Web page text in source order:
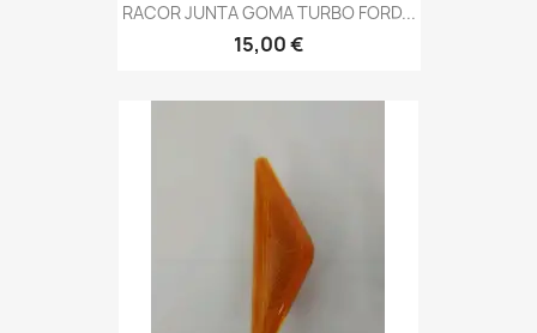
RACOR JUNTA GOMA TURBO FORD...
15,00 €